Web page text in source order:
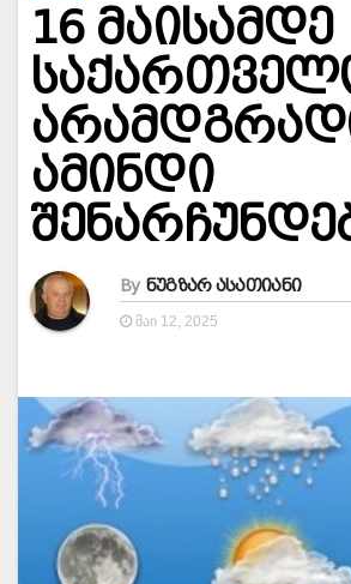
16 მაისამდე
ამინდი
By ნუგზარ ასათიანი
ᲛᲐᲘ 12, 2025